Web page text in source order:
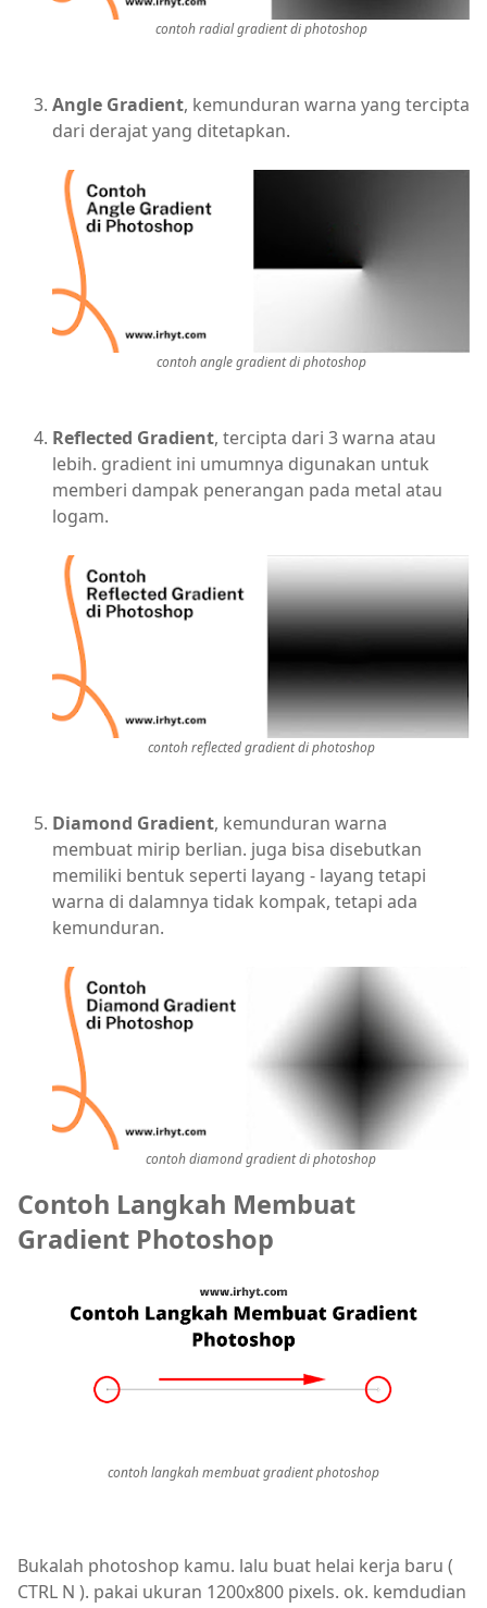
contoh radial gradient di photoshop
Angle Gradient, kemunduran warna yang tercipta
dari derajat yang ditetapkan.
contoh angle gradient di photoshop
Reflected Gradient, tercipta dari 3 warna atau
lebih. gradient ini umumnya digunakan untuk
memberi dampak penerangan pada metal atau
logam.
contoh reflected gradient di photoshop
Diamond Gradient, kemunduran warna
membuat mirip berlian. juga bisa disebutkan
memiliki bentuk seperti layang - layang tetapi
warna di dalamnya tidak kompak, tetapi ada
kemunduran.
contoh diamond gradient di photoshop
Contoh Langkah Membuat
Gradient Photoshop
contoh langkah membuat gradient photoshop
Bukalah photoshop kamu. lalu buat helai kerja baru (
CTRL N ). pakai ukuran 1200x800 pixels. ok. kemdudian